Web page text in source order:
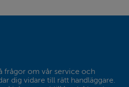
frågor om vår service och
dig vidare till rätt handläggare.